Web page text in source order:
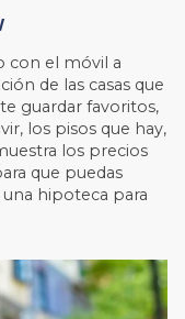
con el móvil a
de las casas que
guardar favoritos,
los pisos que hay,
los precios
que puedas
hipoteca para